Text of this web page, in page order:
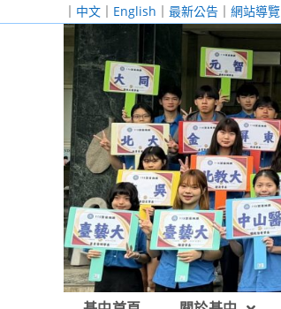
｜ 中文 ｜ English ｜ 最新公告 ｜ 網站導覽